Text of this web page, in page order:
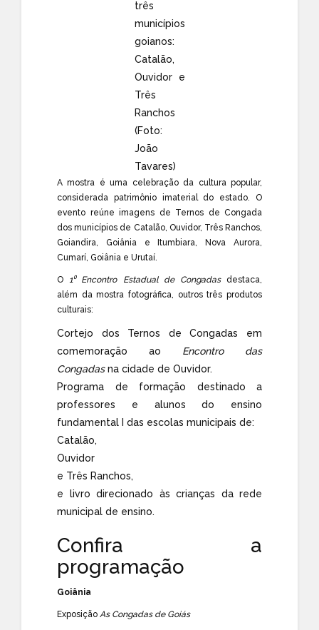
três
municípios
goianos:
Catalão,
Ouvidor e
Três
Ranchos
(Foto:
João
Tavares)
A mostra é uma celebração da cultura popular,
considerada patrimônio imaterial do estado. O
evento reúne imagens de Ternos de Congada
dos municípios de Catalão, Ouvidor, Três Ranchos,
Goiandira, Goiânia e Itumbiara, Nova Aurora,
Cumarí, Goiânia e Urutaí.
O 1⁰ Encontro Estadual de Congadasdestaca,
além da mostra fotográfica, outros três produtos
culturais:
Cortejo dos Ternos de Congadas em
comemoração ao Encontro das
Congadasna cidade de Ouvidor.
Programa de formação destinado a
professores e alunos do ensino
fundamental I das escolas municipais de:
Catalão,
Ouvidor
e Três Ranchos,
e livro direcionado às crianças da rede
municipal de ensino.
Confira a
programação
Goiânia
Exposição As Congadas de Goiás